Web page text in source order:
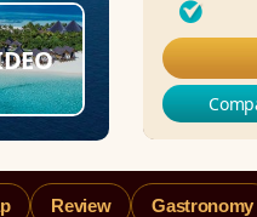
Review Gastronomy